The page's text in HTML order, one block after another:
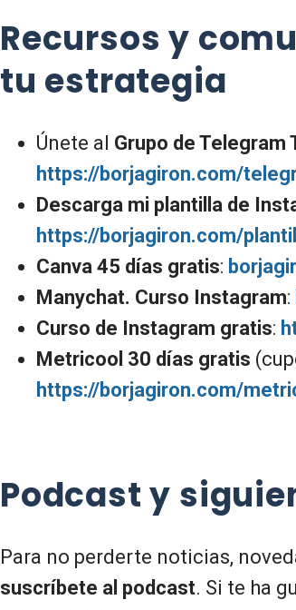
Recursos y
tu estrategia
Únete al Grupo de Telegram
https://borjagiron.com/
Descarga mi plantilla de
https://borjagiron.com/
Canva 45 días gratis:
Manychat. Curso Instagram:
Curso de Instagram gratis:
Metricool 30 días gratis
https://borjagiron.com/
Podcast y
Para no perderte noticias,
suscríbete al podcast. Si te ha